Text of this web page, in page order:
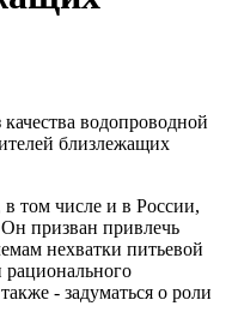
том числе и в России,
призван привлечь
нехватки питьевой
рационального
- задуматься о роли